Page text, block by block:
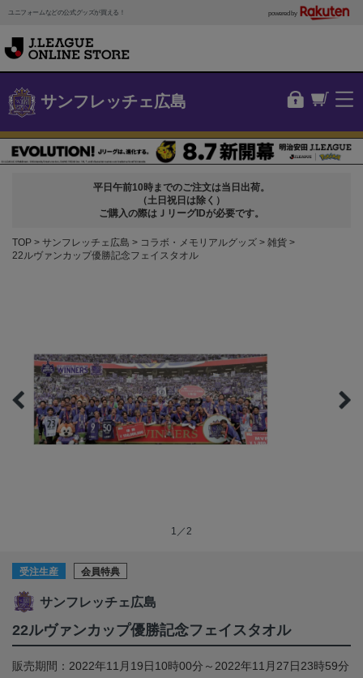
ユニフォームなどの公式グッズが買える！ powered by
サンフレッチェ広島
平日午前10時までのご注文は当日出荷。
（土日祝日は除く）
ご購入の際はＪリーグIDが必要です。
TOP サンフレッチェ広島 コラボ・メモリアルグッズ
雑貨
22ルヴァンカップ優勝記念フェイスタオル
1／2
受注生産 会員特典
サンフレッチェ広島
22ルヴァンカップ優勝記念フェイスタオル
販売期間：2022年11月19日10時00分～2022年11月27日23時59分